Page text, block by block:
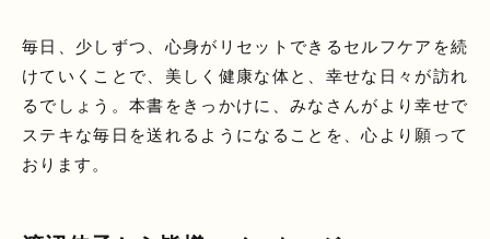
毎日、少しずつ、心身がリセットできるセルフケアを続
けていくことで、美しく健康な体と、幸せな日々が訪れ
るでしょう。本書をきっかけに、みなさんがより幸せで
ステキな毎日を送れるようになることを、心より願って
おります。